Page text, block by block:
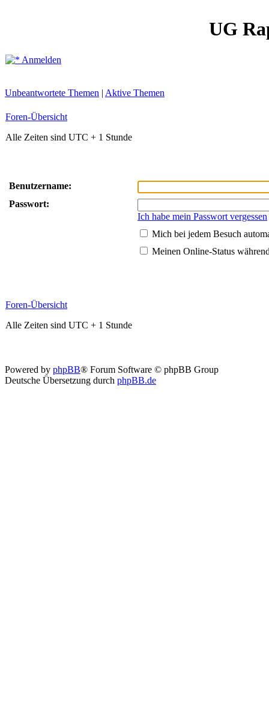
UG
Anmelden
Unbeantwortete Themen | Aktive Themen
Foren-Übersicht
Alle Zeiten sind UTC + 1 Stunde
Benutzername:
Passwort:
Ich habe mein Passwort vergessen
Mich bei jedem Besuch
Meinen Online-Status
Foren-Übersicht
Alle Zeiten sind UTC + 1 Stunde
Powered by phpBB® Forum Software © phpBB Group
Deutsche Übersetzung durch phpBB.de